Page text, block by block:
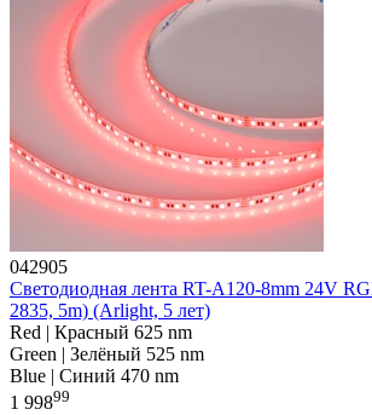
042905
Светодиодная лента RT-A120-8mm 24V
2835, 5m) (Arlight, 5 лет)
Red | Красный 625 nm
Green | Зелёный 525 nm
Blue | Синий 470 nm
1 99899